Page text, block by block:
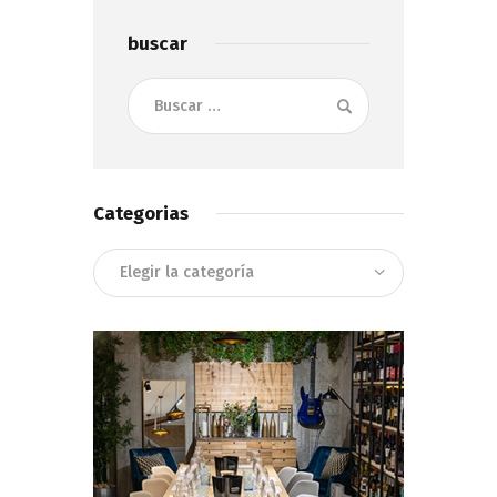
buscar
Buscar:
Categorias
Categorias